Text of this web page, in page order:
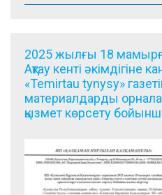
2025 жылғы 18
Ақтау кенті әкімдігіне
«Temirtau tynysy»
материалдарды
қызмет көрсету